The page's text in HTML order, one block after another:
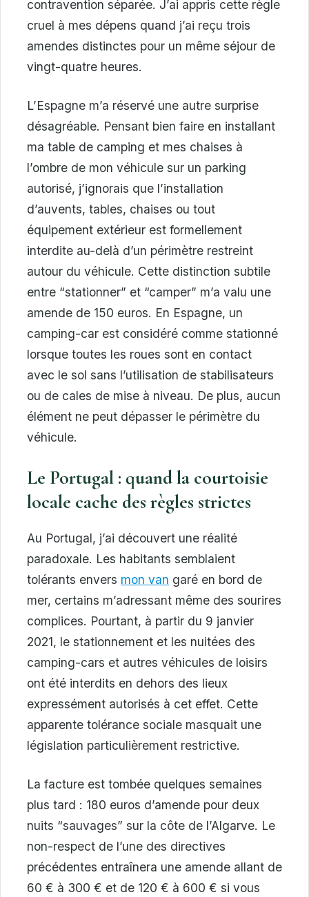
contravention séparée. J’ai appris cette règle
cruel à mes dépens quand j’ai reçu trois
amendes distinctes pour un même séjour de
vingt-quatre heures.
L’Espagne m’a réservé une autre surprise
désagréable. Pensant bien faire en installant
ma table de camping et mes chaises à
l’ombre de mon véhicule sur un parking
autorisé, j’ignorais que l’installation
d’auvents, tables, chaises ou tout
équipement extérieur est formellement
interdite au-delà d’un périmètre restreint
autour du véhicule. Cette distinction subtile
entre “stationner” et “camper” m’a valu une
amende de 150 euros. En Espagne, un
camping-car est considéré comme stationné
lorsque toutes les roues sont en contact
avec le sol sans l’utilisation de stabilisateurs
ou de cales de mise à niveau. De plus, aucun
élément ne peut dépasser le périmètre du
véhicule.
Le Portugal : quand la courtoisie
locale cache des règles strictes
Au Portugal, j’ai découvert une réalité
paradoxale. Les habitants semblaient
tolérants envers mon van garé en bord de
mer, certains m’adressant même des sourires
complices. Pourtant, à partir du 9 janvier
2021, le stationnement et les nuitées des
camping-cars et autres véhicules de loisirs
ont été interdits en dehors des lieux
expressément autorisés à cet effet. Cette
apparente tolérance sociale masquait une
législation particulièrement restrictive.
La facture est tombée quelques semaines
plus tard : 180 euros d’amende pour deux
nuits “sauvages” sur la côte de l’Algarve. Le
non-respect de l’une des directives
précédentes entraînera une amende allant de
60 € à 300 € et de 120 € à 600 € si vous